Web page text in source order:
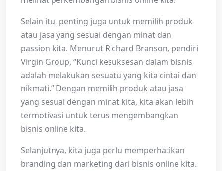
Selain itu, penting juga untuk memilih produk
atau jasa yang sesuai dengan minat dan
passion kita. Menurut Richard Branson, pendiri
Virgin Group, “Kunci kesuksesan dalam bisnis
adalah melakukan sesuatu yang kita cintai dan
nikmati.” Dengan memilih produk atau jasa
yang sesuai dengan minat kita, kita akan lebih
termotivasi untuk terus mengembangkan
bisnis online kita.
Selanjutnya, kita juga perlu memperhatikan
branding dan marketing dari bisnis online kita.